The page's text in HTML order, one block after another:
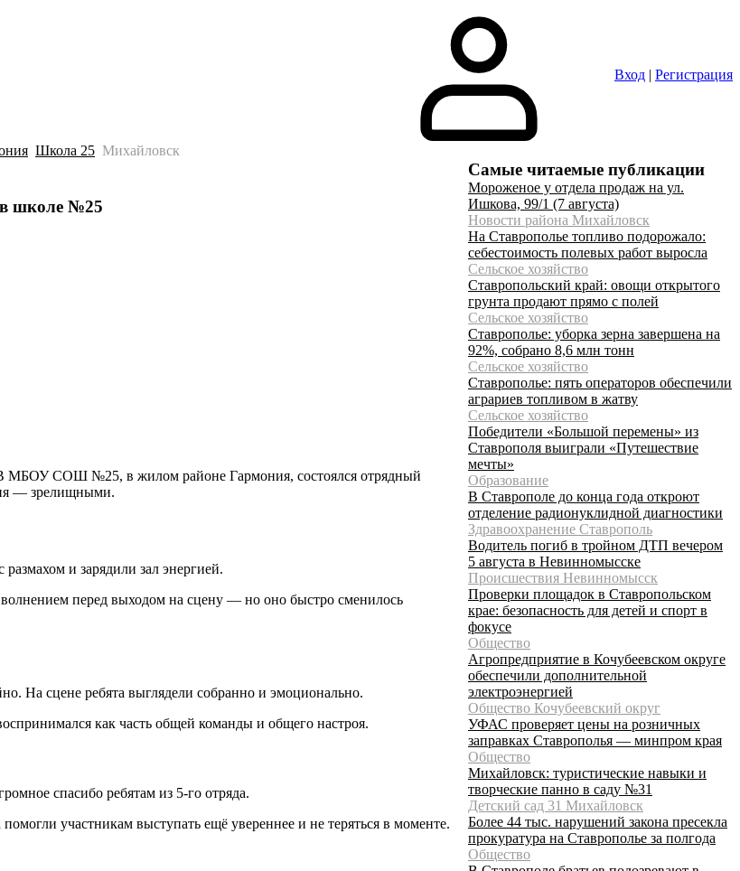
Вход | Регистрация
Школа 25 Михайловск
в школе №25
МБОУ СОШ №25, в жилом районе Гармония, состоялся отрядный
— зрелищными.
размахом и зарядили зал энергией.
перед выходом на сцену — но оно быстро сменилось
На сцене ребята выглядели собранно и эмоционально.
как часть общей команды и общего настроя.
спасибо ребятам из 5-го отряда.
участникам выступать ещё увереннее и не теряться в моменте.
Самые читаемые публикации
Мороженое у отдела продаж на ул.
Ишкова, 99/1 (7 августа)
Новости района Михайловск
На Ставрополье топливо подорожало:
себестоимость полевых работ выросла
Сельское хозяйство
Ставропольский край: овощи открытого
грунта продают прямо с полей
Сельское хозяйство
Ставрополье: уборка зерна завершена на
92%, собрано 8,6 млн тонн
Сельское хозяйство
Ставрополье: пять операторов обеспечили
аграриев топливом в жатву
Сельское хозяйство
Победители «Большой перемены» из
Ставрополя выиграли «Путешествие
мечты»
Образование
В Ставрополе до конца года откроют
отделение радионуклидной диагностики
Здравоохранение Ставрополь
Водитель погиб в тройном ДТП вечером
5 августа в Невинномысске
Происшествия Невинномысск
Проверки площадок в Ставропольском
крае: безопасность для детей и спорт в
фокусе
Общество
Агропредприятие в Кочубеевском округе
обеспечили дополнительной
электроэнергией
Общество Кочубеевский округ
УФАС проверяет цены на розничных
заправках Ставрополья — минпром края
Общество
Михайловск: туристические навыки и
творческие панно в саду №31
Детский сад 31 Михайловск
Более 44 тыс. нарушений закона пресекла
прокуратура на Ставрополье за полгода
Общество